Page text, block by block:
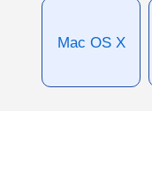
Mac OS X